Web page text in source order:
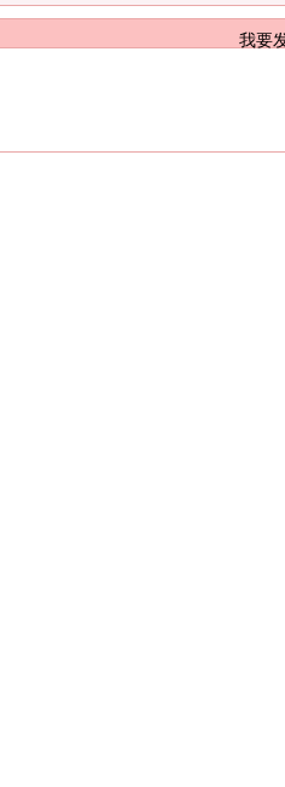
我要